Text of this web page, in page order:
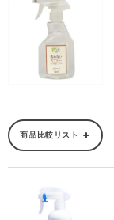
商品比較リスト